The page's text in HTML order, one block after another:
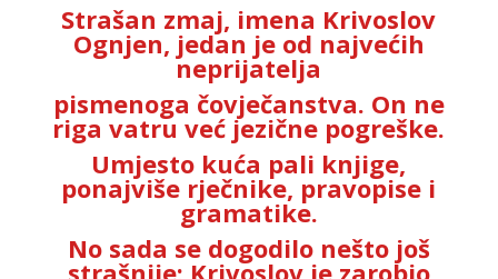
Strašan zmaj, imena Krivoslov
Ognjen, jedan je od najvećih
neprijatelja
pismenoga čovječanstva. On ne
riga vatru već jezične pogreške.
Umjesto kuća pali knjige,
ponajviše rječnike, pravopise i
gramatike.
No sada se dogodilo nešto još
strašnije: Krivoslov je zarobio